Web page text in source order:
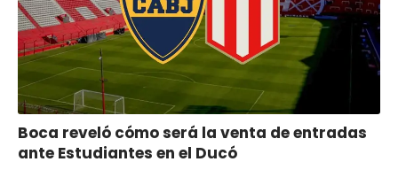
Boca reveló cómo será la venta de entradas
ante Estudiantes en el Ducó